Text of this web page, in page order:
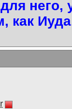
него,
как